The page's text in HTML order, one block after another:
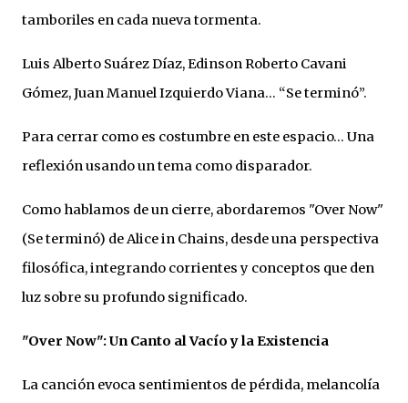
tamboriles en cada nueva tormenta.
Luis Alberto Suárez Díaz, Edinson Roberto Cavani
Gómez, Juan Manuel Izquierdo Viana… “Se terminó”.
Para cerrar como es costumbre en este espacio… Una
reflexión usando un tema como disparador.
Como hablamos de un cierre, abordaremos "Over Now"
(Se terminó) de Alice in Chains, desde una perspectiva
filosófica, integrando corrientes y conceptos que den
luz sobre su profundo significado.
"Over Now": Un Canto al Vacío y la Existencia
La canción evoca sentimientos de pérdida, melancolía